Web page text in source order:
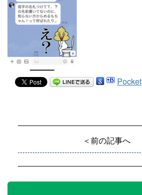
Pocket
＜前の記事へ